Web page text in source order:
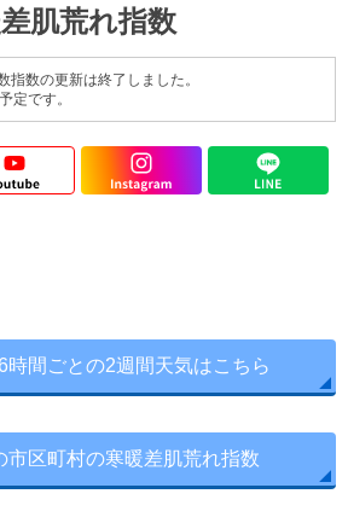
肌荒れ指数
数の更新は終了しました。
定です。
時間ごとの2週間天気はこちら
市区町村の寒暖差肌荒れ指数